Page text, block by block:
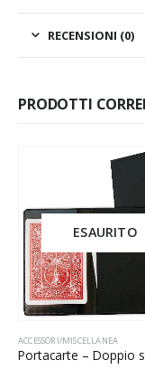
RECENSIONI (0)
PRODOTTI
ESAURITO
ACCESSORI/MISCELLANEA